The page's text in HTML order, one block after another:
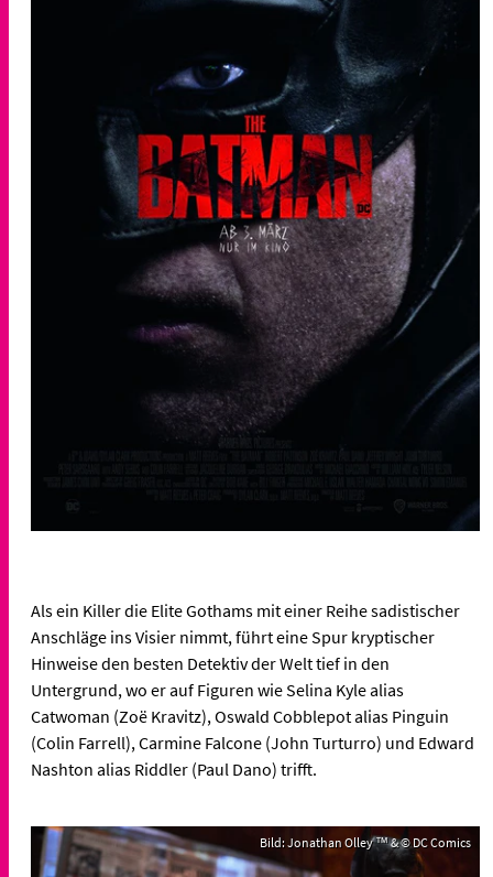
Als ein Killer die Elite Gothams mit einer Reihe sadistischer
Anschläge ins Visier nimmt, führt eine Spur kryptischer
Hinweise den besten Detektiv der Welt tief in den
Untergrund, wo er auf Figuren wie Selina Kyle alias
Catwoman (Zoë Kravitz), Oswald Cobblepot alias Pinguin
(Colin Farrell), Carmine Falcone (John Turturro) und Edward
Nashton alias Riddler (Paul Dano) trifft.
Bild: Jonathan Olley ™ & © DC Comics